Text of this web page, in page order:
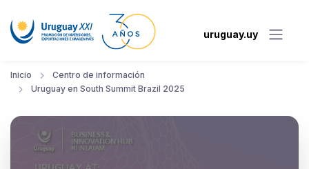
uruguay.uy
Inicio
Centro de información
Uruguay en South Summit Brazil 2025